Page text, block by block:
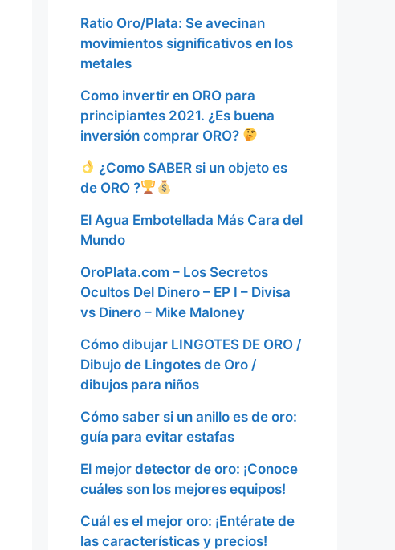
Ratio Oro/Plata: Se avecinan
movimientos significativos en los
metales
Como invertir en ORO para
principiantes 2021. ¿Es buena
inversión comprar ORO?
¿Como SABER si un objeto es
de ORO ?
El Agua Embotellada Más Cara del
Mundo
OroPlata.com – Los Secretos
Ocultos Del Dinero – EP I – Divisa
vs Dinero – Mike Maloney
Cómo dibujar LINGOTES DE ORO /
Dibujo de Lingotes de Oro /
dibujos para niños
Cómo saber si un anillo es de oro:
guía para evitar estafas
El mejor detector de oro: ¡Conoce
cuáles son los mejores equipos!
Cuál es el mejor oro: ¡Entérate de
las características y precios!